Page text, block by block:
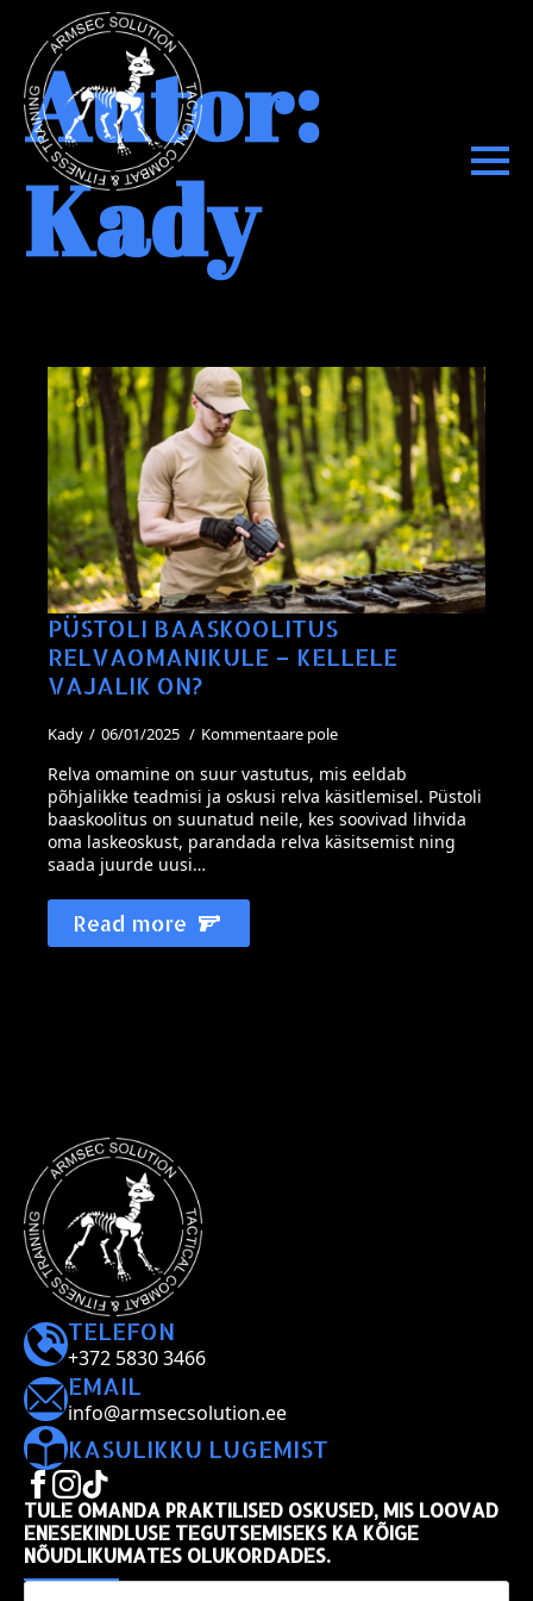
Autor:
Kady
PÜSTOLI BAASKOOLITUS
RELVAOMANIKULE – KELLELE
VAJALIK ON?
Kady 06/01/2025 Kommentaare pole
Relva omamine on suur vastutus, mis eeldab
põhjalikke teadmisi ja oskusi relva käsitlemisel. Püstoli
baaskoolitus on suunatud neile, kes soovivad lihvida
oma laskeoskust, parandada relva käsitsemist ning
saada juurde uusi…
Read more
TELEFON
+372 5830 3466
EMAIL
info@armsecsolution.ee
KASULIKKU LUGEMIST
TULE OMANDA PRAKTILISED OSKUSED, MIS LOOVAD
ENESEKINDLUSE TEGUTSEMISEKS KA KÕIGE
NÕUDLIKUMATES OLUKORDADES.
Name